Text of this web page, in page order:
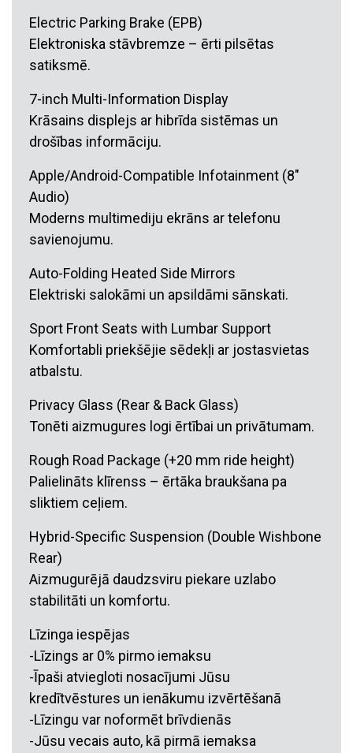
Electric Parking Brake (EPB)
Elektroniska stāvbremze – ērti pilsētas
satiksmē.
7-inch Multi-Information Display
Krāsains displejs ar hibrīda sistēmas un
drošības informāciju.
Apple/Android-Compatible Infotainment (8″
Audio)
Moderns multimediju ekrāns ar telefonu
savienojumu.
Auto-Folding Heated Side Mirrors
Elektriski salokāmi un apsildāmi sānskati.
Sport Front Seats with Lumbar Support
Komfortabli priekšējie sēdekļi ar jostasvietas
atbalstu.
Privacy Glass (Rear & Back Glass)
Tonēti aizmugures logi ērtībai un privātumam.
Rough Road Package (+20 mm ride height)
Palielināts klīrenss – ērtāka braukšana pa
sliktiem ceļiem.
Hybrid-Specific Suspension (Double Wishbone
Rear)
Aizmugurējā daudzsviru piekare uzlabo
stabilitāti un komfortu.
Līzinga iespējas
-Līzings ar 0% pirmo iemaksu
-Īpaši atviegloti nosacījumi Jūsu
kredītvēstures un ienākumu izvērtēšanā
-Līzingu var noformēt brīvdienās
-Jūsu vecais auto, kā pirmā iemaksa